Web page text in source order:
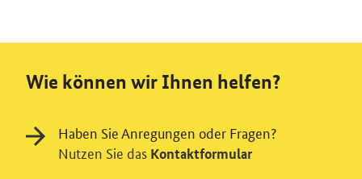
Wie können wir Ihnen helfen?
Haben Sie Anregungen oder Fragen?
Nutzen Sie das Kontaktformular